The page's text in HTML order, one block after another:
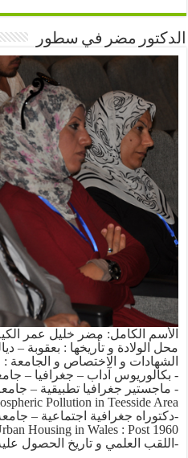
الدكتور مضر في سطور
الأسم الكامل: مضر خليل عمر
محل الولادة و تأريخها : بعقوبة –
الشهادات و الاختصاص و الجامعة :
- بكالوريوس آداب – جغرافيا – جامعة
Pollution in Teesside Area
Housing in Wales : Post 1960
-اللقب العلمي و تاريخ الحصول عليه : أستاذ